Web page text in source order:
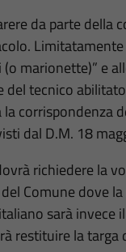
da parte della
Limitatamente
marionette)” e
tecnico
corrispondenza
dal D.M. 18
richiedere la
Comune dove
sarà invece
restituire la targa